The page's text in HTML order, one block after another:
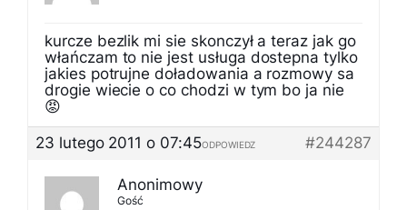
kurcze bezlik mi sie skonczył a teraz jak go
włańczam to nie jest usługa dostepna tylko
jakies potrujne doładowania a rozmowy sa
drogie wiecie o co chodzi w tym bo ja nie
😡
23 lutego 2011 o 07:45
#244287
ODPOWIEDZ
Anonimowy
Gość